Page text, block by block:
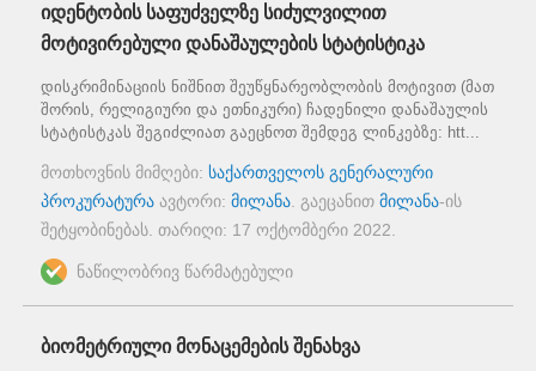
იდენტობის საფუძველზე სიძულვილით
მოტივირებული დანაშაულების სტატისტიკა
დისკრიმინაციის ნიშნით შეუწყნარეობლობის მოტივით (მათ
შორის, რელიგიური და ეთნიკური) ჩადენილი დანაშაულის
სტატისტკას შეგიძლიათ გაეცნოთ შემდეგ ლინკებზე: htt...
მოთხოვნის მიმღები: საქართველოს გენერალური
პროკურატურა ავტორი: მილანა . გაეცანით მილანა-ის
შეტყობინებას. თარიღი: 17 ოქტომბერი 2022
ნაწილობრივ წარმატებული
ბიომეტრიული მონაცემების შენახვა